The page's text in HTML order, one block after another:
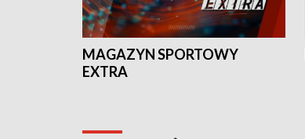
MAGAZYN SPORTOWY
EXTRA